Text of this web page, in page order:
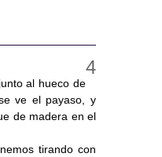
al hueco de
ve el payaso, y
de madera en el
tirando con